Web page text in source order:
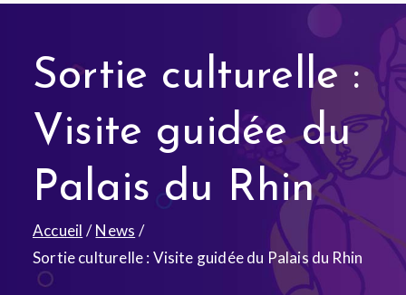
Sortie culturelle :
Visite guidée du
Palais du Rhin
Accueil
News
Sortie culturelle : Visite guidée du Palais du Rhin